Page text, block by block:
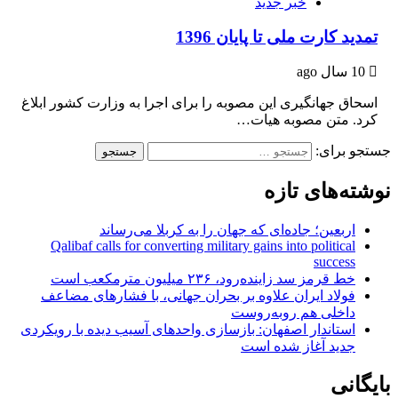
تمدید کارت ملی تا پایان 1396
اسحاق جهانگیری این مصوبه را برای اجرا به وزارت کشور ابلاغ
کرد. متن مصوبه هیات…
جستجو برای:
نوشته‌های تازه
اربعین؛ جاده‌ای که جهان را به کربلا می‌رساند
Qalibaf calls for converting military gains into political
success
خط قرمز سد زاینده‌رود، ۲۳۶ میلیون مترمکعب است
فولاد ایران علاوه بر بحران جهانی، با فشارهای مضاعف
داخلی هم روبه‌روست
استاندار اصفهان: بازسازی واحدهای آسیب دیده با رویکردی
جدید آغاز شده است
بایگانی